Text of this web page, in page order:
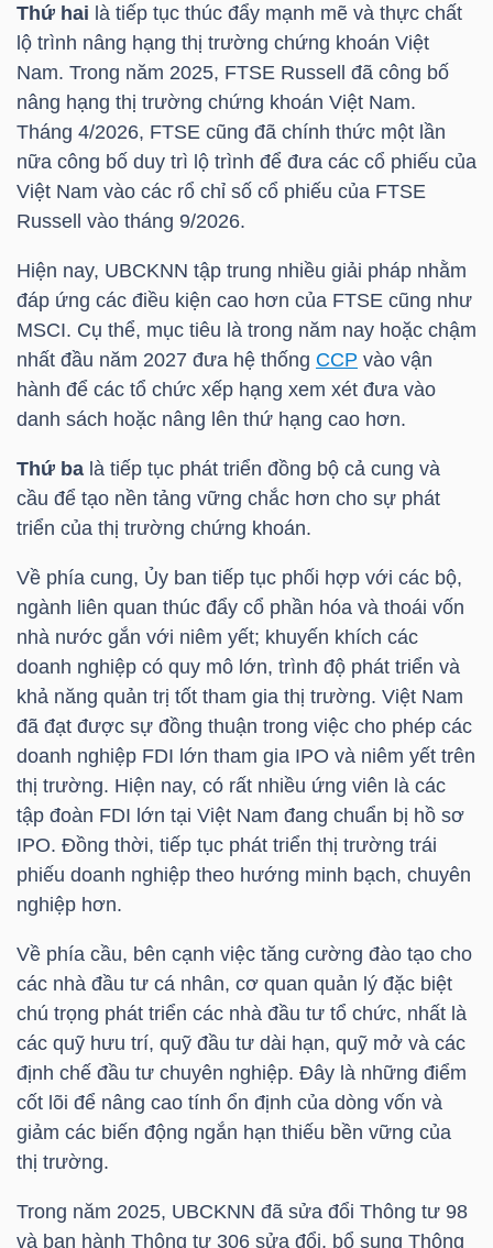
Thứ hai là tiếp tục thúc đẩy mạnh mẽ và thực chất
lộ trình nâng hạng thị trường chứng khoán Việt
Nam. Trong năm 2025, FTSE Russell đã công bố
nâng hạng thị trường chứng khoán Việt Nam.
Tháng 4/2026, FTSE cũng đã chính thức một lần
nữa công bố duy trì lộ trình để đưa các cổ phiếu của
Việt Nam vào các rổ chỉ số cổ phiếu của FTSE
Russell vào tháng 9/2026.
Hiện nay, UBCKNN tập trung nhiều giải pháp nhằm
đáp ứng các điều kiện cao hơn của FTSE cũng như
MSCI. Cụ thể, mục tiêu là trong năm nay hoặc chậm
nhất đầu năm 2027 đưa hệ thống CCP vào vận
hành để các tổ chức xếp hạng xem xét đưa vào
danh sách hoặc nâng lên thứ hạng cao hơn.
Thứ ba là tiếp tục phát triển đồng bộ cả cung và
cầu để tạo nền tảng vững chắc hơn cho sự phát
triển của thị trường chứng khoán.
Về phía cung, Ủy ban tiếp tục phối hợp với các bộ,
ngành liên quan thúc đẩy cổ phần hóa và thoái vốn
nhà nước gắn với niêm yết; khuyến khích các
doanh nghiệp có quy mô lớn, trình độ phát triển và
khả năng quản trị tốt tham gia thị trường. Việt Nam
đã đạt được sự đồng thuận trong việc cho phép các
doanh nghiệp FDI lớn tham gia IPO và niêm yết trên
thị trường. Hiện nay, có rất nhiều ứng viên là các
tập đoàn FDI lớn tại Việt Nam đang chuẩn bị hồ sơ
IPO. Đồng thời, tiếp tục phát triển thị trường trái
phiếu doanh nghiệp theo hướng minh bạch, chuyên
nghiệp hơn.
Về phía cầu, bên cạnh việc tăng cường đào tạo cho
các nhà đầu tư cá nhân, cơ quan quản lý đặc biệt
chú trọng phát triển các nhà đầu tư tổ chức, nhất là
các quỹ hưu trí, quỹ đầu tư dài hạn, quỹ mở và các
định chế đầu tư chuyên nghiệp. Đây là những điểm
cốt lõi để nâng cao tính ổn định của dòng vốn và
giảm các biến động ngắn hạn thiếu bền vững của
thị trường.
Trong năm 2025, UBCKNN đã sửa đổi Thông tư 98
và ban hành Thông tư 306 sửa đổi, bổ sung Thông
CỤ
ĐẦU
TƯ
TRUY
XUẤT
LIỆU
Ngành
(-)
VS-
NĂNG
LƯỢNG
NGUYÊN
LIỆU
CÔNG
TIÊU
DÙNG
THIẾT